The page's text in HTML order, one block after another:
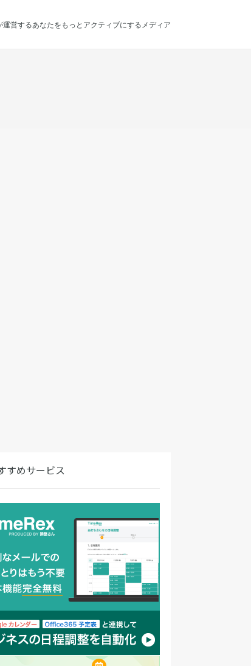
運営するあなたをもっとアクティブにするメディア
すめサービス